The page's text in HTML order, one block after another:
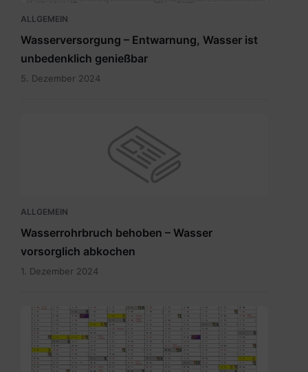
ALLGEMEIN
Wasserversorgung – Entwarnung, Wasser ist
unbedenklich genießbar
5. Dezember 2024
ALLGEMEIN
Wasserrohrbruch behoben – Wasser
vorsorglich abkochen
1. Dezember 2024
Abfuhrkalender
2025.pdf